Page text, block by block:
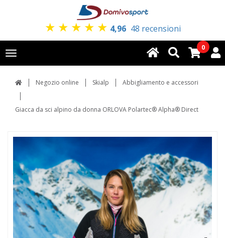
★ ★ ★ ★ ★ 4,96 48 recensioni
Toggle
navigation
0
Negozio online Skialp Abbigliamento e accessori
Giacca da sci alpino da donna ORLOVA Polartec® Alpha® Direct